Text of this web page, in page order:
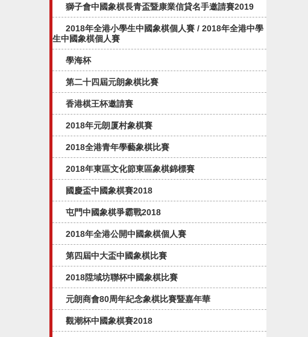
獅子會中國象棋長青盃暨康業信貸名手邀請賽2019
2018年全港小學生中國象棋個人賽 / 2018年全港中學
生中國象棋個人賽
學海杯
第二十四屆元朗象棋比賽
香港棋王杯邀請賽
2018年元朗厦村象棋賽
2018全港青年學藝象棋比賽
2018年東區文化節東區象棋錦標賽
國慶盃中國象棋賽2018
屯門中國象棋爭霸戰2018
2018年全港公開中國象棋個人賽
第四屆中大盃中國象棋比賽
2018陞域坊聯杯中國象棋比賽
元朗商會80周年紀念象棋比賽暨嘉年華
觀潮杯中國象棋賽2018